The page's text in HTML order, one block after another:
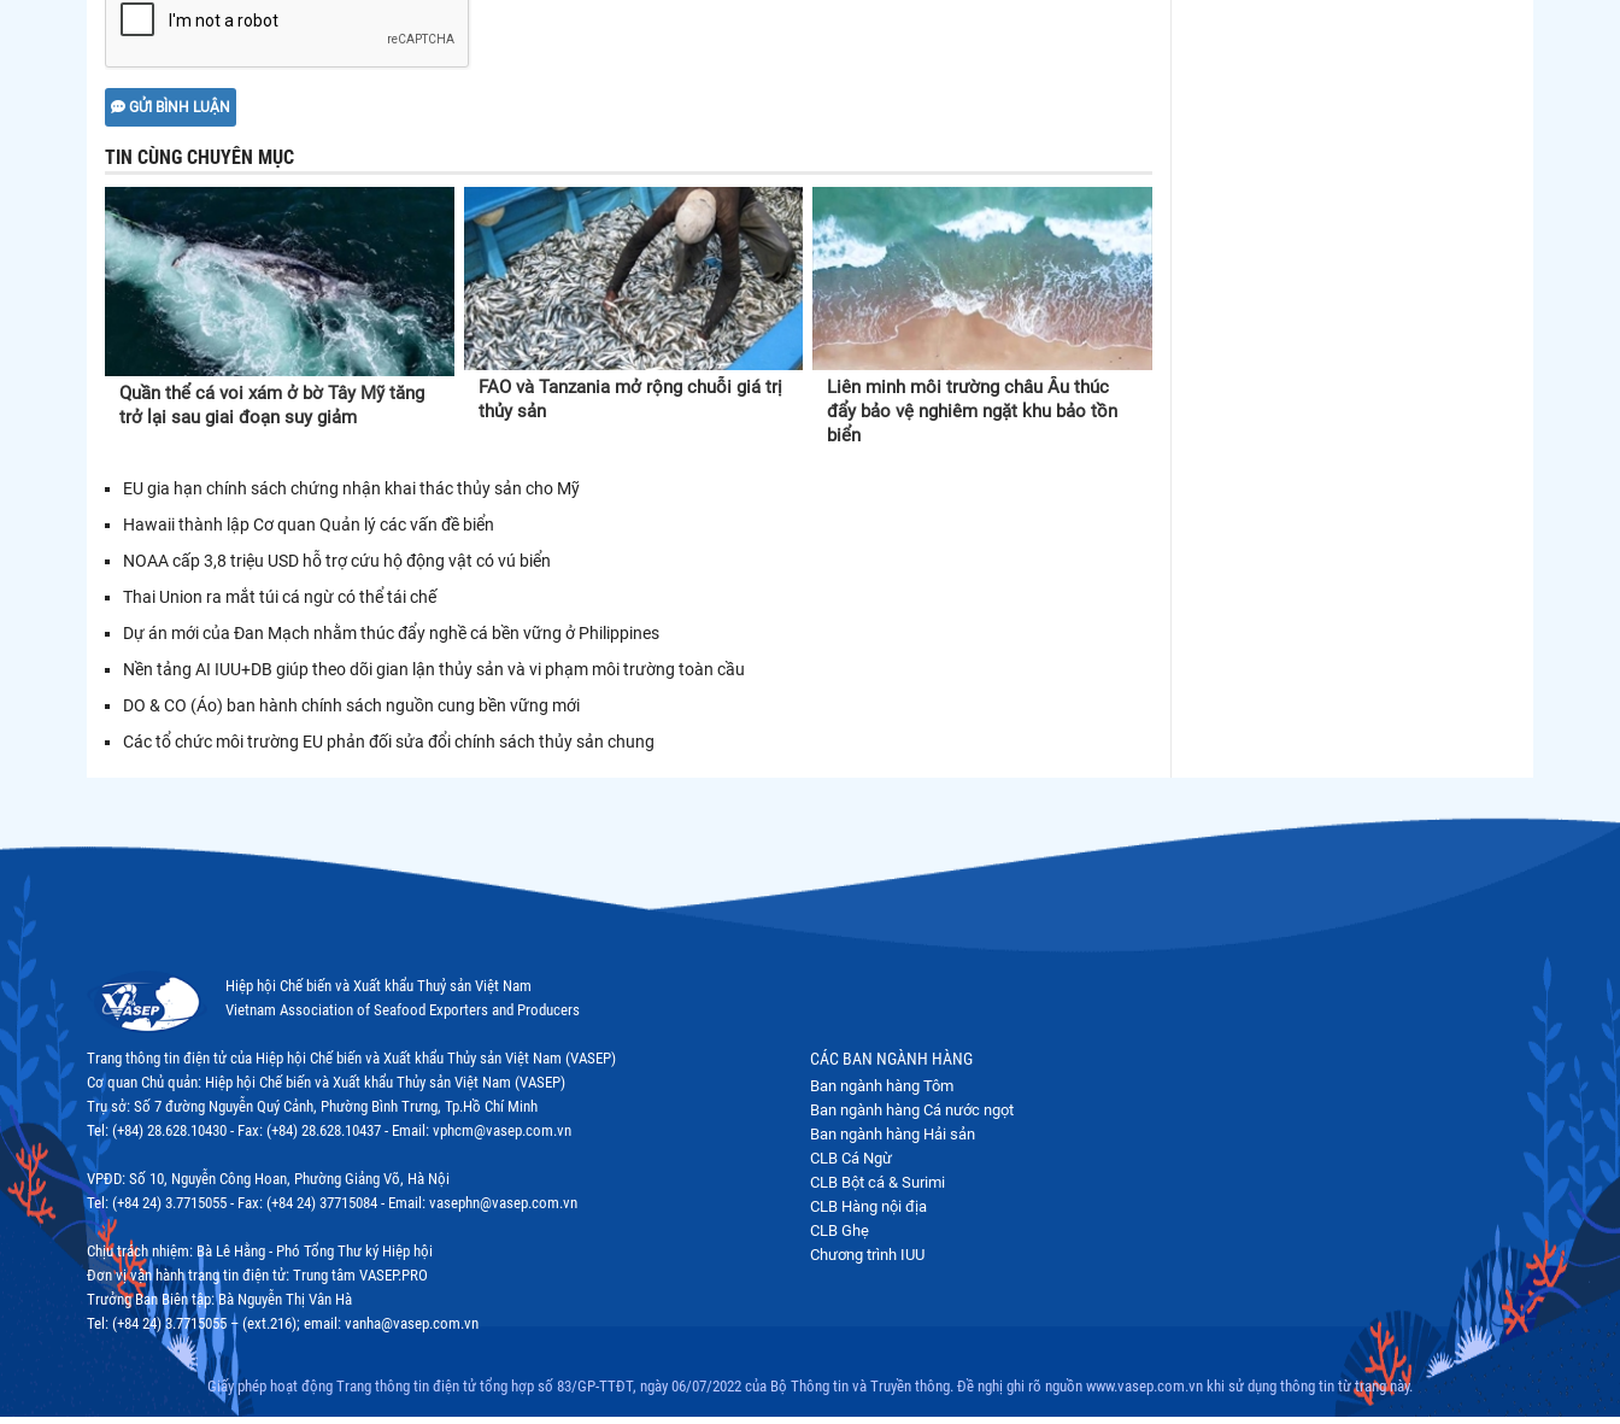
GỬI BÌNH LUẬN
TIN CÙNG CHUYÊN MỤC
Quần thể cá voi xám ở bờ Tây Mỹ tăng
trở lại sau giai đoạn suy giảm
FAO và Tanzania mở rộng chuỗi giá trị
thủy sản
Liên minh môi trường châu Âu thúc
đẩy bảo vệ nghiêm ngặt khu bảo tồn
biển
EU gia hạn chính sách chứng nhận khai thác thủy sản cho Mỹ
Hawaii thành lập Cơ quan Quản lý các vấn đề biển
NOAA cấp 3,8 triệu USD hỗ trợ cứu hộ động vật có vú biển
Thai Union ra mắt túi cá ngừ có thể tái chế
Dự án mới của Đan Mạch nhằm thúc đẩy nghề cá bền vững ở Philippines
Nền tảng AI IUU+DB giúp theo dõi gian lận thủy sản và vi phạm môi trường toàn cầu
DO & CO (Áo) ban hành chính sách nguồn cung bền vững mới
Các tổ chức môi trường EU phản đối sửa đổi chính sách thủy sản chung
Hiệp hội Chế biến và Xuất khẩu Thuỷ sản Việt Nam
Vietnam Association of Seafood Exporters and Producers
Trang thông tin điện tử của Hiệp hội Chế biến và Xuất khẩu Thủy sản Việt Nam (VASEP)
Cơ quan Chủ quản: Hiệp hội Chế biến và Xuất khẩu Thủy sản Việt Nam (VASEP)
Trụ sở: Số 7 đường Nguyễn Quý Cảnh, Phường Bình Trưng, Tp.Hồ Chí Minh
Tel: (+84) 28.628.10430 - Fax: (+84) 28.628.10437 - Email: vphcm@vasep.com.vn
VPĐD: Số 10, Nguyễn Công Hoan, Phường Giảng Võ, Hà Nội
Tel: (+84 24) 3.7715055 - Fax: (+84 24) 37715084 - Email: vasephn@vasep.com.vn
Chịu trách nhiệm: Bà Lê Hằng - Phó Tổng Thư ký Hiệp hội
Đơn vị vận hành trang tin điện tử: Trung tâm VASEP.PRO
Trưởng Ban Biên tập: Bà Nguyễn Thị Vân Hà
Tel: (+84 24) 3.7715055 – (ext.216); email: vanha@vasep.com.vn
CÁC BAN NGÀNH HÀNG
Ban ngành hàng Tôm
Ban ngành hàng Cá nước ngọt
Ban ngành hàng Hải sản
CLB Cá Ngừ
CLB Bột cá & Surimi
CLB Hàng nội địa
CLB Ghẹ
Chương trình IUU
Giấy phép hoạt động Trang thông tin điện tử tổng hợp số 83/GP-TTĐT, ngày 06/07/2022 của Bộ Thông tin và Truyền thông. Đề nghị ghi rõ nguồn www.vasep.com.vn khi sử dụng thông tin từ trang này.